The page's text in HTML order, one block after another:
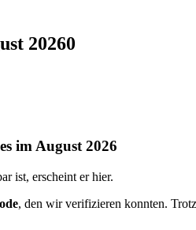
20260
im August 2026
ist, erscheint er hier.
, den wir verifizieren konnten.